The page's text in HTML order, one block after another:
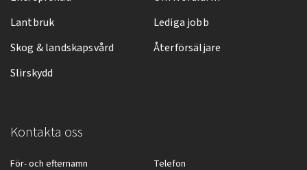
Lantbruk
Skog & landskapsvård
Slirskydd
Lediga jobb
Återförsäljare
Kontakta oss